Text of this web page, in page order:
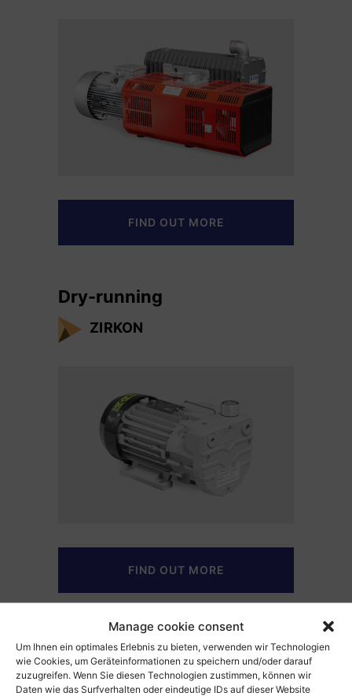
Manage cookie consent
Um Ihnen ein optimales Erlebnis zu bieten, verwenden wir Technologien
wie Cookies, um Geräteinformationen zu speichern und/oder darauf
zuzugreifen. Wenn Sie diesen Technologien zustimmen, können wir
Daten wie das Surfverhalten oder eindeutige IDs auf dieser Website
FIND OUT MORE
Dry-running
ZIRKON
FIND OUT MORE
Rotary vane pumps, rotary
vane vacuum pumps,